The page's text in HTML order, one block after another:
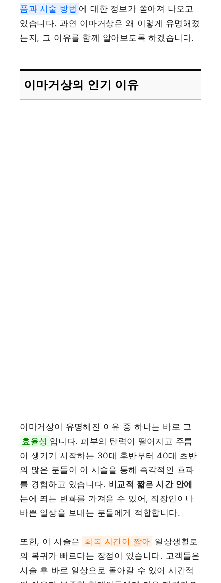
품과 시술 방법 에 대한 정보가 쏟아져 나오고
있습니다. 과연 이마거상은 왜 이렇게 유명해졌
는지, 그 이유를 함께 알아보도록 하겠습니다.
이마거상의 인기 이유
이마거상이 유명해진 이유 중 하나는 바로 그
효율성 입니다. 피부의 탄력이 떨어지고 주름
이 생기기 시작하는 30대 후반부터 40대 초반
의 많은 분들이 이 시술을 통해 즉각적인 효과
를 경험하고 있습니다. 비교적 짧은 시간 안에
눈에 띄는 변화를 가져올 수 있어, 직장인이나
바쁜 일상을 보내는 분들에게 적합합니다.
또한, 이 시술은 회복 시간이 짧아 일상생활로
의 복귀가 빠르다는 장점이 있습니다. 고객들은
시술 후 바로 일상으로 돌아갈 수 있어 시간적